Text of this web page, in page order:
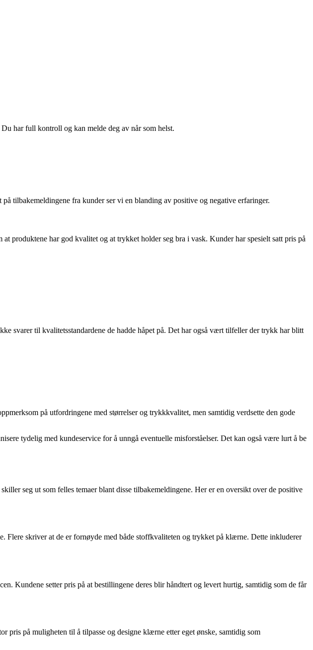
har full kontroll og kan melde deg av når som helst.
tilbakemeldingene fra kunder ser vi en blanding av positive og negative erfaringer.
produktene har god kvalitet og at trykket holder seg bra i vask. Kunder har spesielt satt pris på
svarer til kvalitetsstandardene de hadde håpet på. Det har også vært tilfeller der trykk har blitt
på utfordringene med størrelser og trykkkvalitet, men samtidig verdsette den gode
tydelig med kundeservice for å unngå eventuelle misforståelser. Det kan også være lurt å be
seg ut som felles temaer blant disse tilbakemeldingene. Her er en oversikt over de positive
Flere skriver at de er fornøyde med både stoffkvaliteten og trykket på klærne. Dette inkluderer
Kundene setter pris på at bestillingene deres blir håndtert og levert hurtig, samtidig som de får
pris på muligheten til å tilpasse og designe klærne etter eget ønske, samtidig som